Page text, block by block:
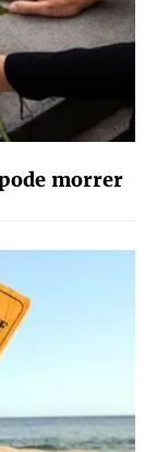
morrer